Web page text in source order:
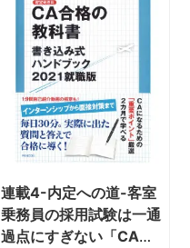
連載4-内定への道-客室
乗務員の採用試験は一通
過点にすぎない「CA合